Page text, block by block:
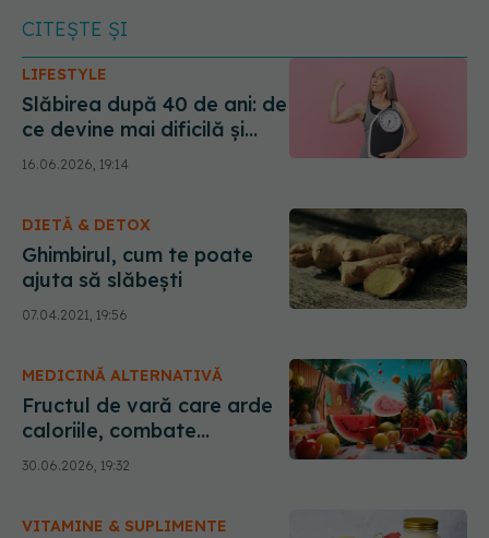
CITEȘTE ȘI
LIFESTYLE
Slăbirea după 40 de ani: de
ce devine mai dificilă și
cum poți pierde
kilogramele în plus în mod
16.06.2026, 19:14
DIETĂ & DETOX
Ghimbirul, cum te poate
ajuta să slăbești
07.04.2021, 19:56
MEDICINĂ ALTERNATIVĂ
Fructul de vară care arde
caloriile, combate
inflamația și te ajută să
adormi mai repede
30.06.2026, 19:32
VITAMINE & SUPLIMENTE